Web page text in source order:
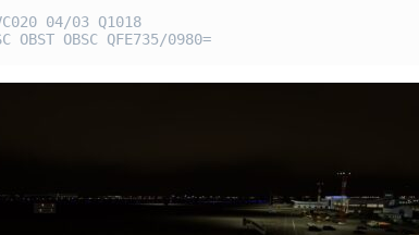
04/03 Q1018
OBST OBSC QFE735/0980=